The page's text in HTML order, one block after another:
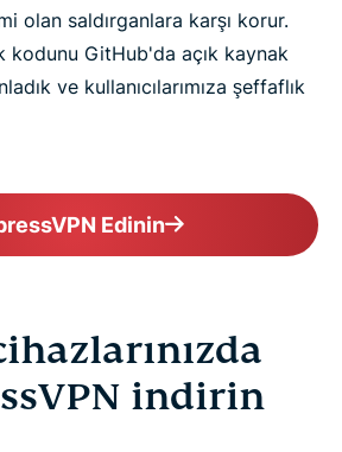
olan saldırganlara karşı korur.
kodunu GitHub'da açık kaynak
ve kullanıcılarımıza şeffaflık
Edinin
indirin